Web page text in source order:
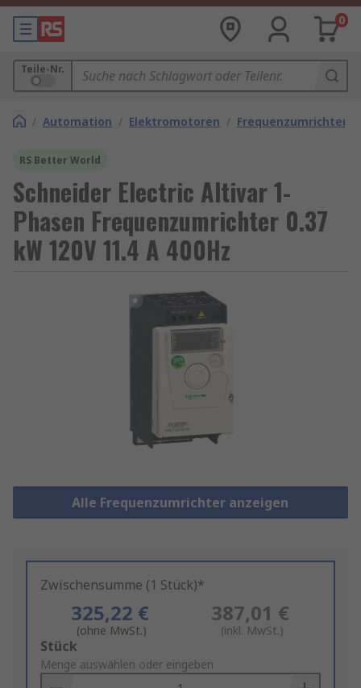
0
Teile-Nr.
/ Automation / Elektromotoren / Frequenzumrichter
RS Better World
Schneider Electric Altivar 1-
Phasen Frequenzumrichter 0.37
kW 120V 11.4 A 400Hz
Alle Frequenzumrichter anzeigen
Zwischensumme (1 Stück)*
325,22 €
(ohne MwSt.)
387,01 €
(inkl. MwSt.)
Add
to
Stück
Menge auswählen oder eingeben